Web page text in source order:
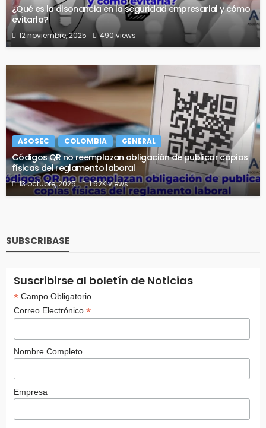
¿Qué es la disonancia en la seguridad empresarial y cómo
evitarla?
12 noviembre, 2025 490 views
ASOSEC COLOMBIA GENERAL
Códigos QR no reemplazan obligación de publicar copias
físicas del reglamento laboral
13 octubre, 2025 1.52K views
SUBSCRIBASE
Suscribirse al boletín de Noticias
*Campo Obligatorio
Correo Electrónico *
Nombre Completo
Empresa